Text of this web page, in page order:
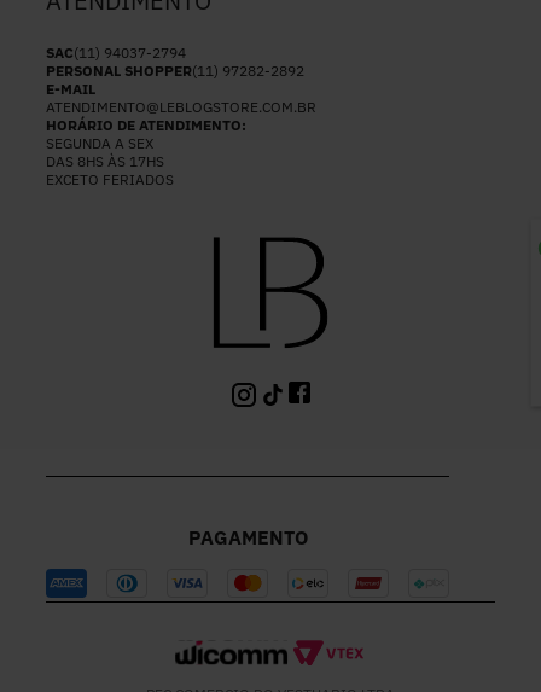
SAC(11) 94037-2794
PERSONAL SHOPPER(11) 97282-2892
E-MAIL
ATENDIMENTO@LEBLOGSTORE.COM.BR
HORÁRIO DE ATENDIMENTO:
SEGUNDA A SEX
DAS 8HS ÀS 17HS
EXCETO FERIADOS
PAGAMENTO